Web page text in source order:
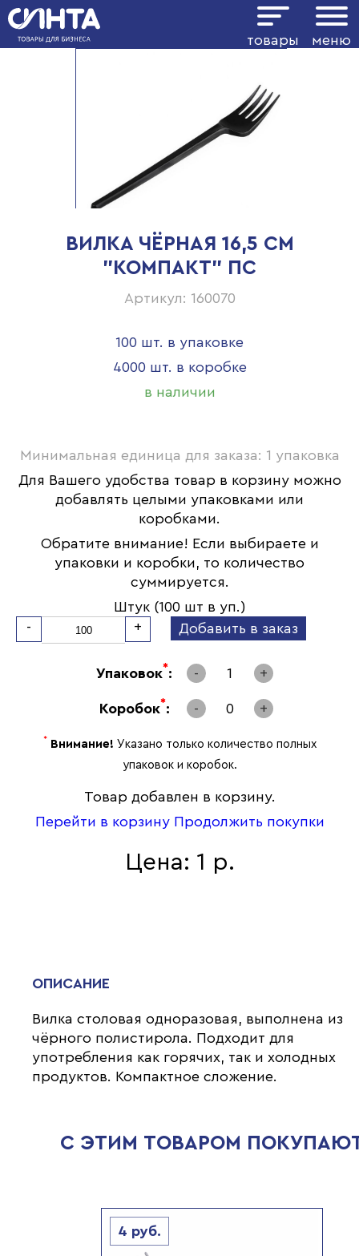
товары меню
ВИЛКА ЧЁРНАЯ 16,5 СМ
"КОМПАКТ" ПС
Артикул: 160070
100 шт. в упаковке
4000 шт. в коробке
в наличии
Минимальная единица для заказа: 1 упаковка
Для Вашего удобства товар в корзину можно
добавлять целыми упаковками или
коробками.
Обратите внимание! Если выбираете и
упаковки и коробки, то количество
суммируется.
Штук (100 шт в уп.)
-
+ Добавить в заказ
Упаковок*: - 1 +
Коробок*: - 0 +
* Внимание! Указано только количество полных
упаковок и коробок.
Товар добавлен в корзину.
Перейти в корзину Продолжить покупки
Цена: 1 р.
ОПИСАНИЕ
Вилка столовая одноразовая, выполнена из
чёрного полистирола. Подходит для
употребления как горячих, так и холодных
продуктов. Компактное сложение.
С ЭТИМ ТОВАРОМ
4 руб.